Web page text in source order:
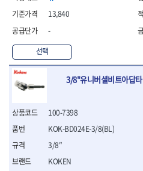
- 절연니퍼
- 절연드라이버교체날
- 절연공구세트
- 절연라쳇렌치
- 절연라쳇렌치세트
- 절연아답타
- 절연펀치
- 기타
- 방폭연결대
- 방폭옵셋렌치
13,840
-
선택
3/8"유니버셜비트아답타
100-7398
KOKEN
KOK-BD024E-3/8(BL)
3/8″